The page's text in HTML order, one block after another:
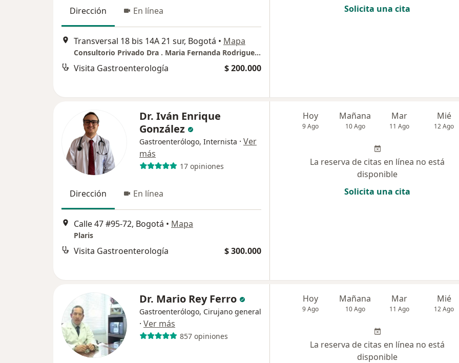
Dirección En línea
Transversal 18 bis 14A 21 sur, Bogotá • Mapa
Consultorio Privado Dra . Maria Fernanda Rodriguez Loreto
Visita Gastroenterología $ 200.000
Solicita una cita
Dr. Iván Enrique
González
Gastroenterólogo, Internista · Ver
más
17 opiniones
Dirección En línea
Calle 47 #95-72, Bogotá • Mapa
Plaris
Visita Gastroenterología $ 300.000
Hoy
9 Ago
Mañana
10 Ago
Mar
11 Ago
Mié
12 Ago
La reserva de citas en línea no está
disponible
Solicita una cita
Dr. Mario Rey Ferro
Gastroenterólogo, Cirujano general
· Ver más
857 opiniones
Hoy
9 Ago
Mañana
10 Ago
Mar
11 Ago
Mié
12 Ago
La reserva de citas en línea no está
disponible